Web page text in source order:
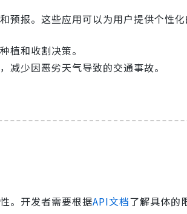
预报。这些应用可以为用户提供个性
植和收割决策。
减少因恶劣天气导致的交通事故。
。开发者需要根据API文档了解具体的